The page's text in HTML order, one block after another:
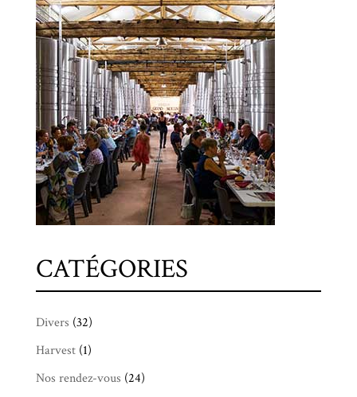
CATÉGORIES
Divers (32)
Harvest(1)
Nos rendez-vous (24)